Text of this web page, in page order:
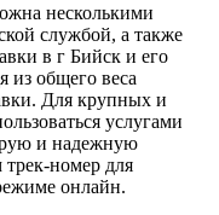
несколькими
службой, а также
в г Бийск и его
из общего веса
Для крупных и
услугами
и надежную
трек-номер для
онлайн.